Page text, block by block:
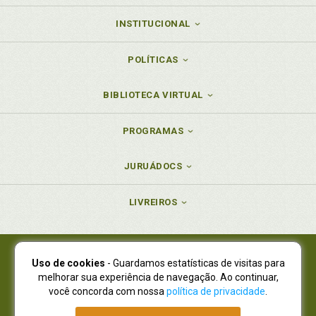
INSTITUCIONAL
POLÍTICAS
BIBLIOTECA VIRTUAL
PROGRAMAS
JURUÁDOCS
LIVREIROS
Juruá Editora Ltda., CNPJ 77.535.508/0001-19
Juruá Informática Ltda., CNPJ 01.701.561/0001-80
NOVO ENDEREÇO:R. Flávio Dallegrave, 7665, São Lourenço |
Curitiba - Paraná - CEP 82210-310
Uso de cookies - Guardamos estatísticas de visitas para
melhorar sua experiência de navegação. Ao continuar,
você concorda com nossa política de privacidade